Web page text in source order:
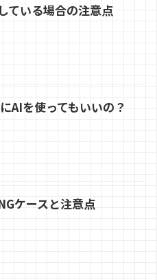
ている場合の注意点
AIを使ってもいいの？
ケースと注意点